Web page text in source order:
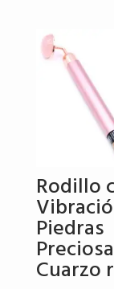
Rodillo
Piedras
Cuarzo